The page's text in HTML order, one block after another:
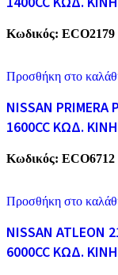
Κωδικός: ECO2179
Προσθήκη στο
NISSAN
1600CC ΚΩΔ.
Κωδικός: ECO6712
Προσθήκη στο
NISSAN ATLEON
6000CC ΚΩΔ.